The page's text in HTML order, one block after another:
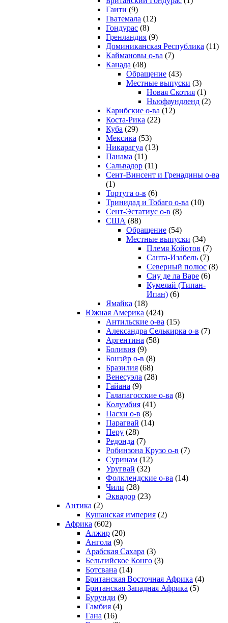
Гаити (9)
Гватемала (12)
Гондурас (8)
Гренландия (9)
Доминиканская Республика (11)
Каймановы о-ва (7)
Канада (48)
Обращение (43)
Местные выпуски (3)
Новая Скотия (1)
Ньюфаундленд (2)
Карибские о-ва (12)
Коста-Рика (22)
Куба (29)
Мексика (53)
Никарагуа (13)
Панама (11)
Сальвадор (11)
Сент-Винсент и Гренадины о-ва
(1)
Тортуга о-в (6)
Тринидад и Тобаго о-ва (10)
Сент-Эстатиус о-в (8)
США (88)
Обращение (54)
Местные выпуски (34)
Племя Койотов (7)
Санта-Изабель (7)
Северный полюс (8)
Сиу де ла Варе (6)
Кумеяай (Типан-
Ипан) (6)
Ямайка (18)
Южная Америка (424)
Антильские о-ва (15)
Александра Селькирка о-в (7)
Аргентина (58)
Боливия (9)
Бонэйр о-в (8)
Бразилия (68)
Венесуэла (28)
Гайана (9)
Галапагосские о-ва (8)
Колумбия (41)
Пасхи о-в (8)
Парагвай (14)
Перу (28)
Редонда (7)
Робинзона Крузо о-в (7)
Суринам (12)
Уругвай (32)
Фолклендские о-ва (14)
Чили (28)
Эквадор (23)
Антика (2)
Кушанская империя (2)
Африка (602)
Алжир (20)
Ангола (9)
Арабская Сахара (3)
Бельгийское Конго (3)
Ботсвана (14)
Британская Восточная Африка (4)
Британская Западная Африка (5)
Бурунди (9)
Гамбия (4)
Гана (16)